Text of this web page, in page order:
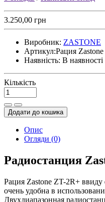
3.250,00 грн
Виробник: ZASTONE
Артикул:Рация
Наявність: В наявності
Кількість
Додати до кошика
Опис
Огляди (0)
Радиостанция
Рация Zastone ZT-2R+
очень удобна в
Двухдиапазонная